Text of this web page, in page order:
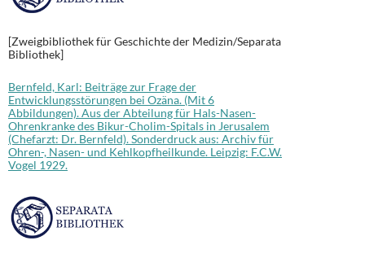
[Zweigbibliothek für Geschichte der Medizin/Separata
Bibliothek]
Bernfeld, Karl: Beiträge zur Frage der
Entwicklungsstörungen bei Ozäna. (Mit 6
Abbildungen). Aus der Abteilung für Hals-Nasen-
Ohrenkranke des Bikur-Cholim-Spitals in Jerusalem
(Chefarzt: Dr. Bernfeld). Sonderdruck aus: Archiv für
Ohren-, Nasen- und Kehlkopfheilkunde. Leipzig: F.C.W.
Vogel 1929.